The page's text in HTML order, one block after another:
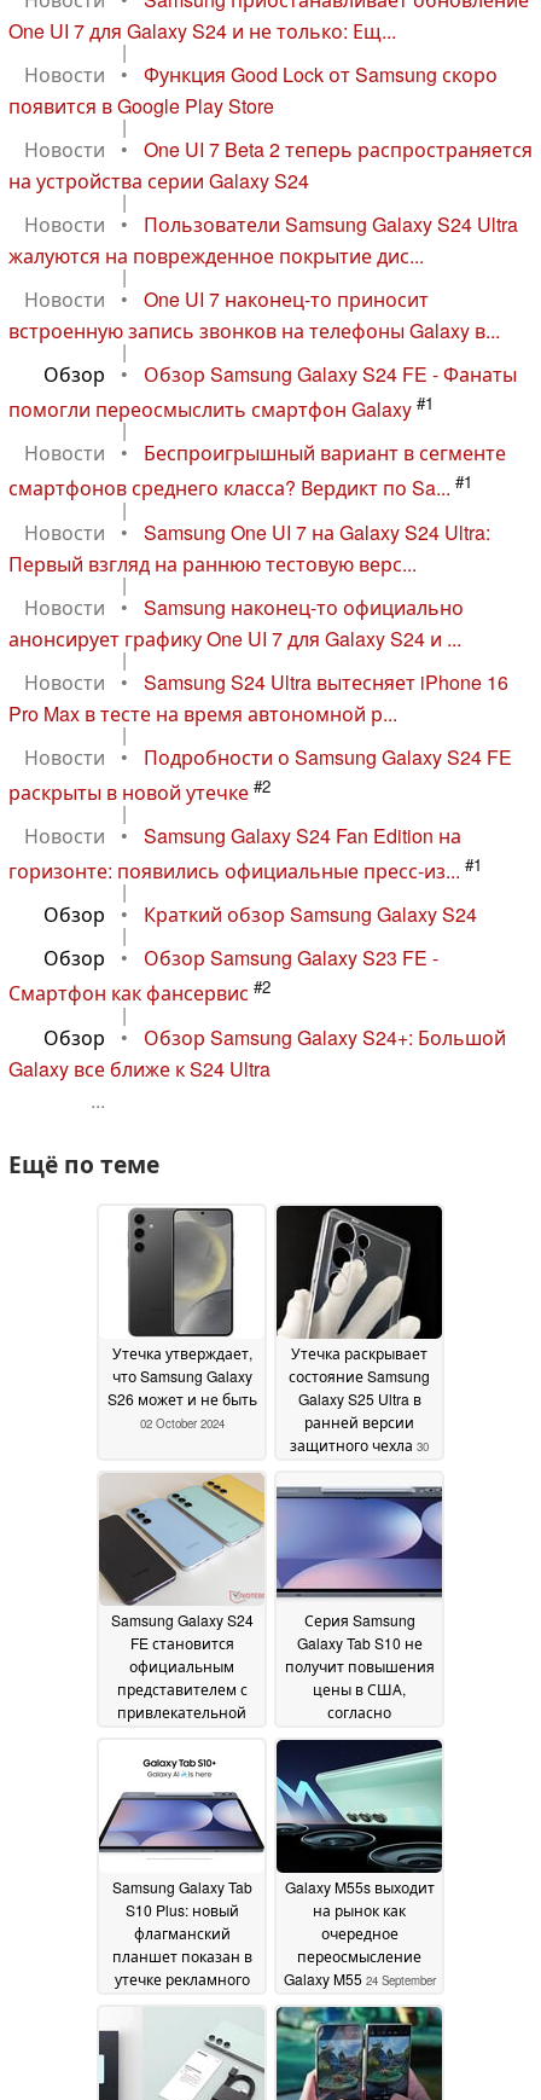
One UI 7 для Galaxy S24 и не только: Ещ...
|
Новости
•
Функция Good Lock от Samsung скоро
появится в Google Play Store
|
Новости
•
One UI 7 Beta 2 теперь распространяется
на устройства серии Galaxy S24
|
Новости
•
Пользователи Samsung Galaxy S24 Ultra
жалуются на поврежденное покрытие дис...
|
Новости
•
One UI 7 наконец-то приносит
встроенную запись звонков на телефоны Galaxy в...
|
Обзор
•
Обзор Samsung Galaxy S24 FE - Фанаты
помогли переосмыслить смартфон Galaxy #1
|
Новости
•
Беспроигрышный вариант в сегменте
смартфонов среднего класса? Вердикт по Sa... #1
|
Новости
•
Samsung One UI 7 на Galaxy S24 Ultra:
Первый взгляд на раннюю тестовую верс...
|
Новости
•
Samsung наконец-то официально
анонсирует графику One UI 7 для Galaxy S24 и ...
|
Новости
•
Samsung S24 Ultra вытесняет iPhone 16
Pro Max в тесте на время автономной р...
|
Новости
•
Подробности о Samsung Galaxy S24 FE
раскрыты в новой утечке #2
|
Новости
•
Samsung Galaxy S24 Fan Edition на
горизонте: появились официальные пресс-из... #1
|
Обзор
• Краткий обзор Samsung Galaxy S24
|
Обзор
•
Обзор Samsung Galaxy S23 FE -
Смартфон как фансервис #2
|
Обзор
•
Обзор Samsung Galaxy S24+: Большой
Galaxy все ближе к S24 Ultra
...
Ещё по теме
Утечка утверждает,
что Samsung Galaxy
S26 может и не быть
02 October 2024
Утечка раскрывает
состояние Samsung
Galaxy S25 Ultra в
ранней версии
защитного чехла 30
Samsung Galaxy S24
FE становится
официальным
представителем с
привлекательной
продаж26 September
2024
Серия Samsung
Galaxy Tab S10 не
получит повышения
цены в США,
согласно
26 September
Samsung Galaxy Tab
S10 Plus: новый
флагманский
планшет показан в
утечке рекламного
25
Galaxy M55s выходит
на рынок как
очередное
переосмысление
Galaxy M55 24 September
2024